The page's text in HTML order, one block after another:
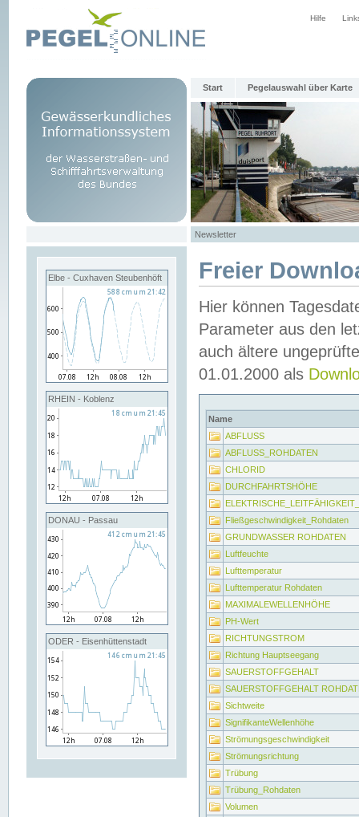
Hilfe
Start Pegelauswahl über Karte
Newsletter
Elbe - Cuxhaven Steubenhöft
RHEIN - Koblenz
DONAU - Passau
ODER - Eisenhüttenstadt
Freier
Hier können
Parameter aus den
auch ältere
01.01.2000 als
Name
ABFLUSS
ABFLUSS_ROHDATEN
CHLORID
DURCHFAHRTSHÖHE
Fließgeschwindigkeit_Rohdaten
GRUNDWASSER ROHDATEN
Luftfeuchte
Lufttemperatur
Lufttemperatur Rohdaten
MAXIMALEWELLENHÖHE
PH-Wert
RICHTUNGSTROM
Richtung Hauptseegang
SAUERSTOFFGEHALT
SAUERSTOFFGEHALT
Sichtweite
SignifikanteWellenhöhe
Strömungsgeschwindigkeit
Strömungsrichtung
Trübung
Trübung_Rohdaten
Volumen